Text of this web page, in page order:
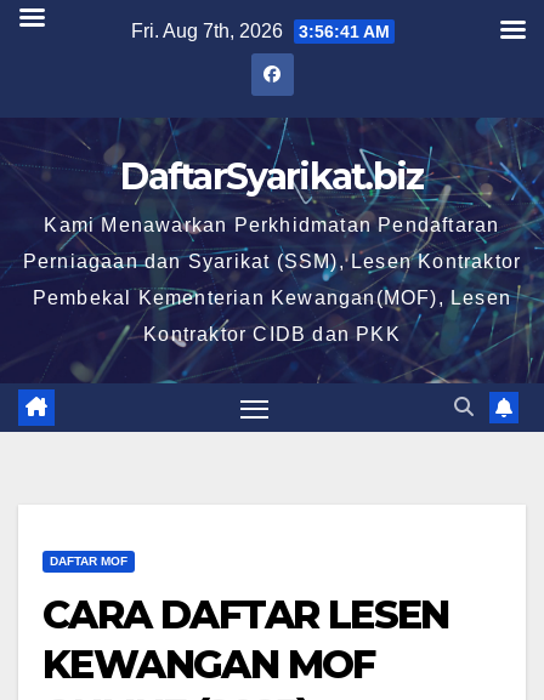
Skip
Fri. Aug 7th, 2026 3:56:42 AM
DaftarSyarikat.biz
Kami Menawarkan Perkhidmatan Pendaftaran
Perniagaan dan Syarikat (SSM), Lesen Kontraktor
Pembekal Kementerian Kewangan(MOF), Lesen
Kontraktor CIDB dan PKK
DAFTAR MOF
CARA DAFTAR LESEN
KEWANGAN MOF